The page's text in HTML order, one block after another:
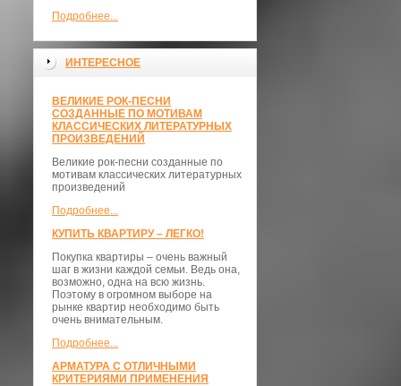
Подробнее...
ИНТЕРЕСНОЕ
ВЕЛИКИЕ РОК-ПЕСНИ
СОЗДАННЫЕ ПО МОТИВАМ
КЛАССИЧЕСКИХ ЛИТЕРАТУРНЫХ
ПРОИЗВЕДЕНИЙ
Великие рок-песни созданные по
мотивам классических литературных
произведений
Подробнее...
КУПИТЬ КВАРТИРУ – ЛЕГКО!
Покупка квартиры – очень важный
шаг в жизни каждой семьи. Ведь она,
возможно, одна на всю жизнь.
Поэтому в огромном выборе на
рынке квартир необходимо быть
очень внимательным.
Подробнее...
АРМАТУРА С ОТЛИЧНЫМИ
КРИТЕРИЯМИ ПРИМЕНЕНИЯ